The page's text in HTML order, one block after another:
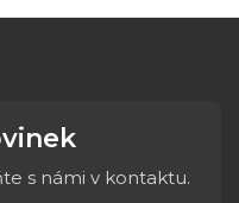
s námi v kontaktu.